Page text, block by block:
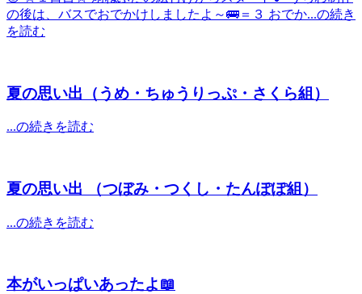
の後は、バスでおでかけしましたよ～🚌＝３ おでか...の続き
を読む
夏の思い出（うめ・ちゅうりっぷ・さくら組）
...の続きを読む
夏の思い出 （つぼみ・つくし・たんぽぽ組）
...の続きを読む
本がいっぱいあったよ📖